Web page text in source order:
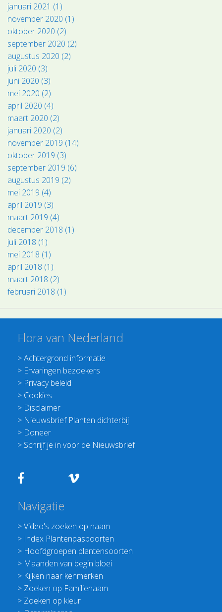
januari 2021 (1)
november 2020 (1)
oktober 2020 (2)
september 2020 (2)
augustus 2020 (2)
juli 2020 (3)
juni 2020 (3)
mei 2020 (2)
april 2020 (4)
maart 2020 (2)
januari 2020 (2)
november 2019 (14)
oktober 2019 (3)
september 2019 (6)
augustus 2019 (2)
mei 2019 (4)
april 2019 (3)
maart 2019 (4)
december 2018 (1)
juli 2018 (1)
mei 2018 (1)
april 2018 (1)
maart 2018 (2)
februari 2018 (1)
Flora van Nederland
>Achtergrond informatie
> Ervaringen bezoekers
> Privacy beleid
> Cookies
> Disclaimer
> Nieuwsbrief Planten dichterbij
> Doneer
> Schrijf je in voor de Nieuwsbrief
Navigatie
>Video's zoeken op naam
> Index Plantenpaspoorten
> Hoofdgroepen plantensoorten
> Maanden van begin bloei
> Kijken naar kenmerken
> Zoeken op Familienaam
> Zoeken op kleur